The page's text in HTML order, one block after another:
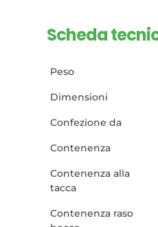
Scheda
Peso
Dimensioni
Confezione da
Contenenza
Contenenza alla
tacca
Contenenza raso